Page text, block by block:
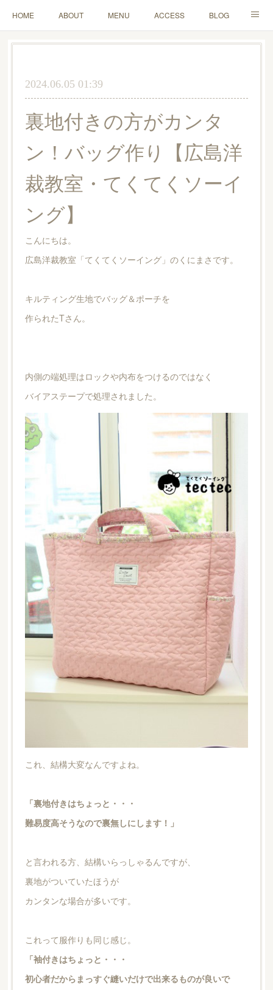
HOME ABOUT MENU ACCESS BLOG
MAIL
2024.06.05 01:39
裏地付きの方がカンタ
ン！バッグ作り【広島洋
裁教室・てくてくソーイ
ング】
こんにちは。
広島洋裁教室「てくてくソーイング」のくにまさです。
キルティング生地でバッグ＆ポーチを
作られたTさん。
内側の端処理はロックや内布をつけるのではなく
バイアステープで処理されました。
これ、結構大変なんですよね。
「裏地付きはちょっと・・・
難易度高そうなので裏無しにします！」
と言われる方、結構いらっしゃるんですが、
裏地がついていたほうが
カンタンな場合が多いです。
これって服作りも同じ感じ。
「袖付きはちょっと・・・
初心者だからまっすぐ縫いだけで出来るものが良いで